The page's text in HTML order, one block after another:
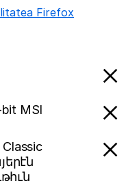
Firefox
MSI
Classic